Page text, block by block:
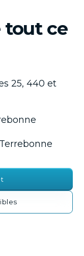
tout ce
25, 440 et